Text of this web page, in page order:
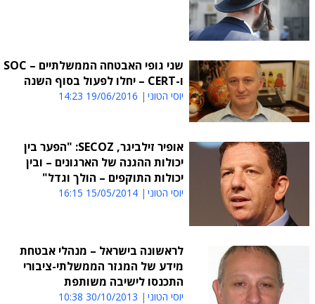
שני גופי האבטחה הממשלתיים – SOC
ו-CERT – יחלו לפעול בסוף השנה
יוסי הטוני 19/06/2016 14:23
אופיר זילביגר, SECOZ: "הפער בין
יכולות ההגנה של הארגונים – ובין
יכולות התוקפים – הולך וגדל"
יוסי הטוני 15/05/2014 16:15
לראשונה בישראל – מנהלי אבטחת
מידע של המגזר הממשלתי-ציבורי
התכנסו לישיבה משותפת
יוסי הטוני 30/10/2013 10:38